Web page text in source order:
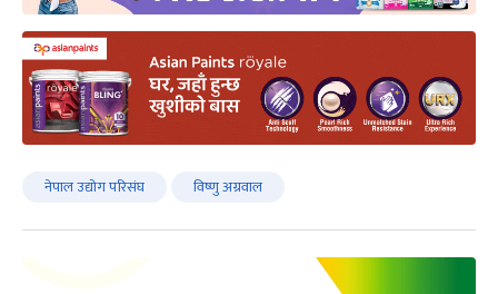
नेपाल उद्योग परिसंघ विष्णु अग्रवाल